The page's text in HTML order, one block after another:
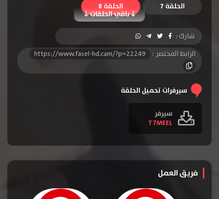
باقي الحلقات
الحلقة 7 الحلقة 8
شارك :
الرابط المختصر :
https://www.fasel-hd.cam/?p=22249
سيرفرات تحميل الحلقة
سيرفر
T7MEEL
فريق العمل